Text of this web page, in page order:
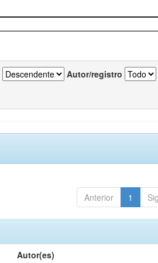
Autor/registro
Anterior 1
Autor(es)